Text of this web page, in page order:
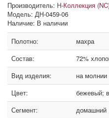
Производитель: Н-Коллекция
Модель: ДН-0459-06
Наличие: В наличии
Полотно:
махра
Состав:
72%
Вид изделия:
на молнии
Цвет:
бежевый;
Сегмент:
домашний